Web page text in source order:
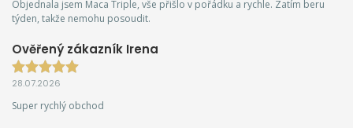
Objednala jsem Maca Triple, vše přišlo v pořádku a rychle. Zatím beru
týden, takže nemohu posoudit.
Ověřený zákazník Irena
28.07.2026
Super rychlý obchod